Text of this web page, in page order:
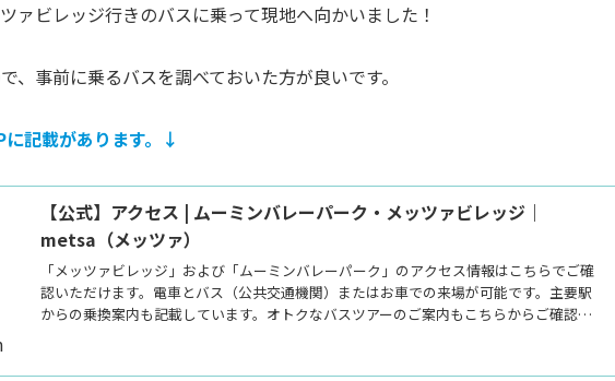
ァビレッジ行きのバスに乗って現地へ向かいました！
、事前に乗るバスを調べておいた方が良いです。
記載があります。↓
【公式】アクセス | ムーミンバレーパーク・メッツァビレッジ｜
metsa（メッツァ）
「メッツァビレッジ」および「ムーミンバレーパーク」のアクセス情報はこちらでご確
認いただけます。電車とバス（公共交通機関）またはお車での来場が可能です。主要駅
からの乗換案内も記載しています。オトクなバスツアーのご案内もこちらからご確認く